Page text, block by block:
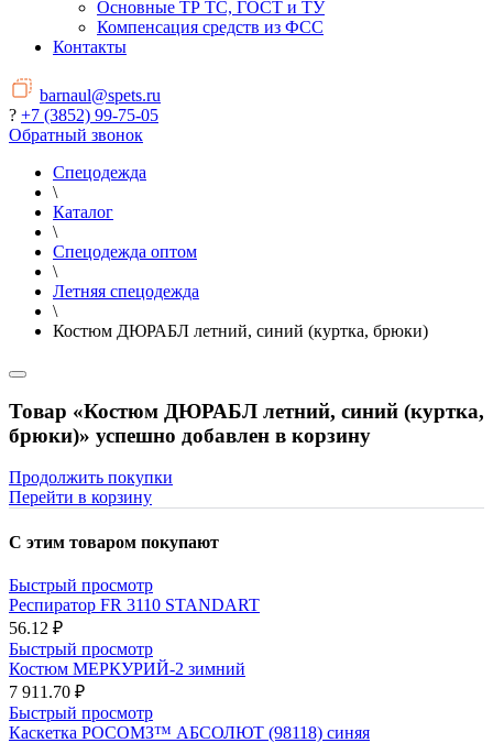
Основные ТР ТС, ГОСТ и ТУ
Компенсация средств из ФСС
Контакты
barnaul@spets.ru
? +7 (3852) 99-75-05
Обратный звонок
Спецодежда
\
Каталог
\
Спецодежда оптом
\
Летняя спецодежда
\
Костюм ДЮРАБЛ летний, синий (куртка, брюки)
Товар «Костюм ДЮРАБЛ летний, синий (куртка,
брюки)» успешно добавлен в корзину
Продолжить покупки
Перейти в корзину
С этим товаром покупают
Быстрый просмотр
Респиратор FR 3110 STANDART
56.12 ₽
Быстрый просмотр
Костюм МЕРКУРИЙ-2 зимний
7 911.70 ₽
Быстрый просмотр
Каскетка РОСОМЗ™ АБСОЛЮТ (98118) синяя